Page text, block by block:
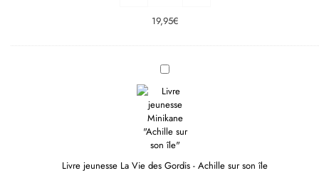
19,95€
Livre
jeunesse
La
Vie
des
Gordis
-
Achille
sur
son
île
Livre jeunesse La Vie des Gordis - Achille sur son île